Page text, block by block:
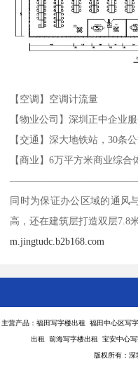
【空调】空调计流量
【物业公司】深圳正中企业
【交通】深大地铁站，30条
【商业】6万平方米商业综合
同时为保证办公区域的通风
高，还在建筑层打造双层7.8
m.jingtudc.b2b168.com
主营产品：福田写字楼出租 福田中心区写
出租 前海写字楼出租 宝安中心
版权所有：深